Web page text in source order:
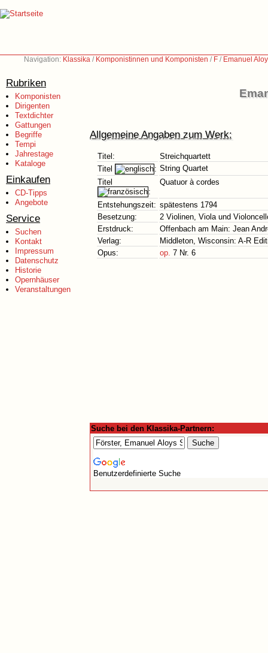
Navigation: Klassika / Komponistinnen und Komponisten / F / Emanuel
Rubriken
Komponisten
Dirigenten
Textdichter
Gattungen
Begriffe
Tempi
Jahrestage
Kataloge
Einkaufen
CD-Tipps
Angebote
Service
Suchen
Kontakt
Impressum
Datenschutz
Historie
Opernhäuser
Veranstaltungen
Allgemeine Angaben zum Werk:
Titel:
Streichquartett
Titel
: String Quartet
Titel
:
Quatuor à cordes
Entstehungszeit: spätestens 1794
Besetzung:
2 Violinen, Viola und
Erstdruck:
Offenbach am Main: Jean
Verlag:
Middleton, Wisconsin: A-R
Opus:
op. 7 Nr. 6
Suche bei den Klassika-Partnern:
Benutzerdefinierte Suche